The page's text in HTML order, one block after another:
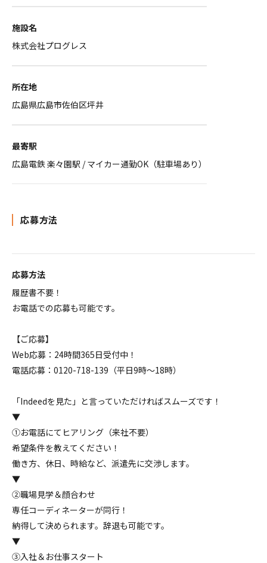
施設名
株式会社プログレス
所在地
広島県広島市佐伯区坪井
最寄駅
広島電鉄 楽々園駅 / マイカー通勤OK（駐車場あり）
応募方法
応募方法
履歴書不要！
お電話での応募も可能です。
【ご応募】
Web応募：24時間365日受付中！
電話応募：0120-718-139（平日9時～18時）
「Indeedを見た」と言っていただければスムーズです！
▼
①お電話にてヒアリング（来社不要）
希望条件を教えてください！
働き方、休日、時給など、派遣先に交渉します。
▼
②職場見学＆顔合わせ
専任コーディネーターが同行！
納得して決められます。辞退も可能です。
▼
③入社＆お仕事スタート